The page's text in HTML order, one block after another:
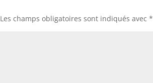
Les champs obligatoires sont indiqués avec*